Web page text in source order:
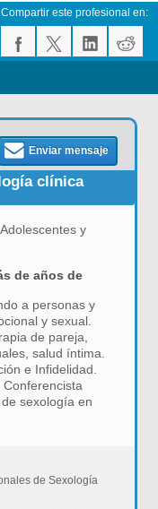
Compartir este profesional en:
Enviar mensaje
clínica
Adolescentes y
de años de
a personas y
y sexual.
de pareja,
salud íntima.
e Infidelidad.
sexología en
de Sexología